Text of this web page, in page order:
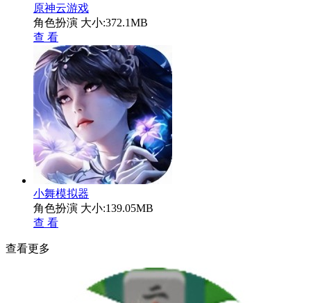
原神云游戏
角色扮演 大小:372.1MB
查 看
小舞模拟器
角色扮演 大小:139.05MB
查 看
查看更多